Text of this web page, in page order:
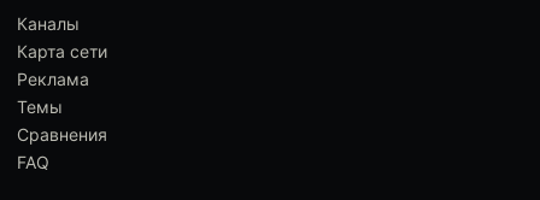
Каналы
Карта сети
Реклама
Темы
Сравнения
FAQ